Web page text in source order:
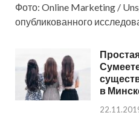
Фото: Online Marketing /
опубликованного
в